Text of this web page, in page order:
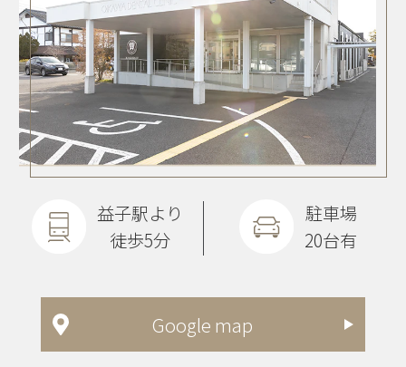
Google map
益子駅より
徒歩5分
駐車場
20台有